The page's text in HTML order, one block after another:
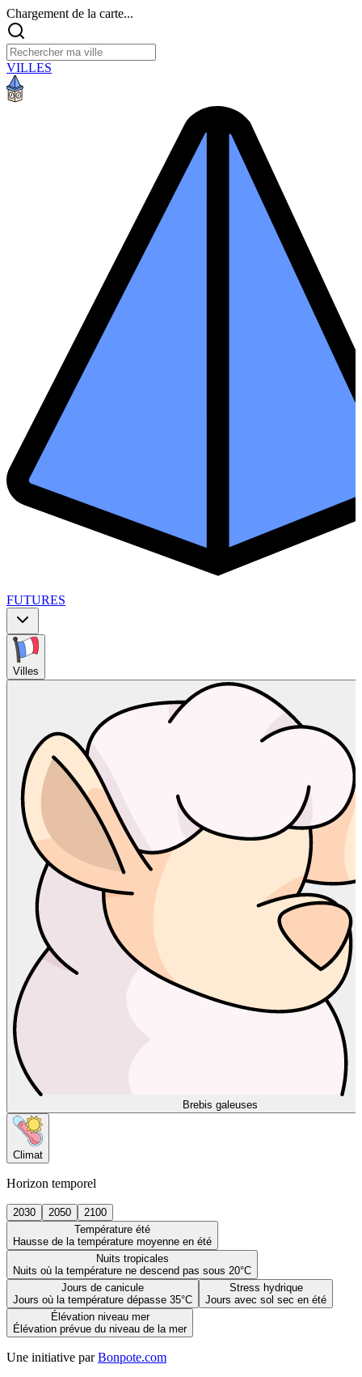
Chargement de la carte...
VILLES
FUTURES
Villes
Brebis galeuses
Climat
Horizon temporel
2030 2050
2100
Température été
Hausse de la température moyenne en été
Nuits tropicales
Nuits où la température ne descend pas sous 20°C
Jours de canicule
Jours où la température dépasse 35°C
Stress hydrique
Jours avec sol sec en été
Élévation niveau mer
Élévation prévue du niveau de la mer
Une initiative par Bonpote.com